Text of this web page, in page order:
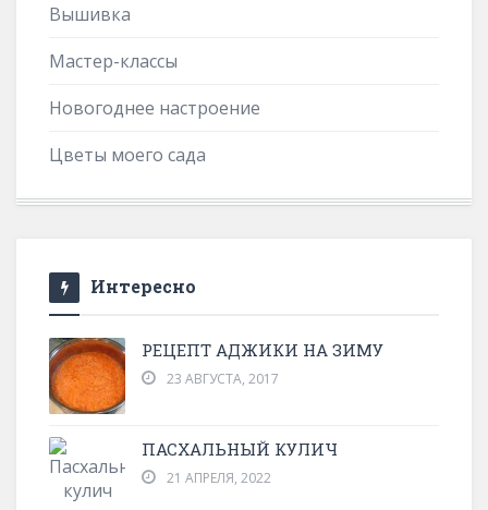
Вышивка
Мастер-классы
Новогоднее настроение
Цветы моего сада
Интересно
РЕЦЕПТ АДЖИКИ НА ЗИМУ
23 АВГУСТА, 2017
ПАСХАЛЬНЫЙ КУЛИЧ
21 АПРЕЛЯ, 2022